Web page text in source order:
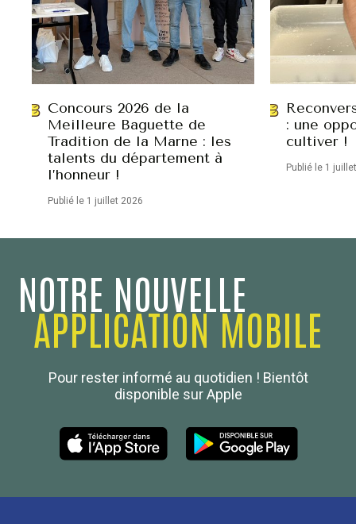
Concours 2026 de la
Meilleure Baguette de
Tradition de la Marne : les
talents du département à
l’honneur !
Publié le 1 juillet 2026
: une
cultiver !
Publié le 1
NOTRE NOUVELLE
APPLICATION MOBILE
Pour rester informé au quotidien ! Bientôt
disponible sur Apple
Boulanger de France
Les Nouvelles de la Boulangerie-Pâtisserie Française
27, av d’Eylau - 75782 Paris Cédex 16
01 53 70 16 25